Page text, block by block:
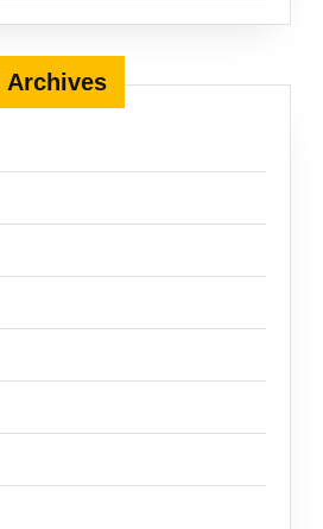
Archives